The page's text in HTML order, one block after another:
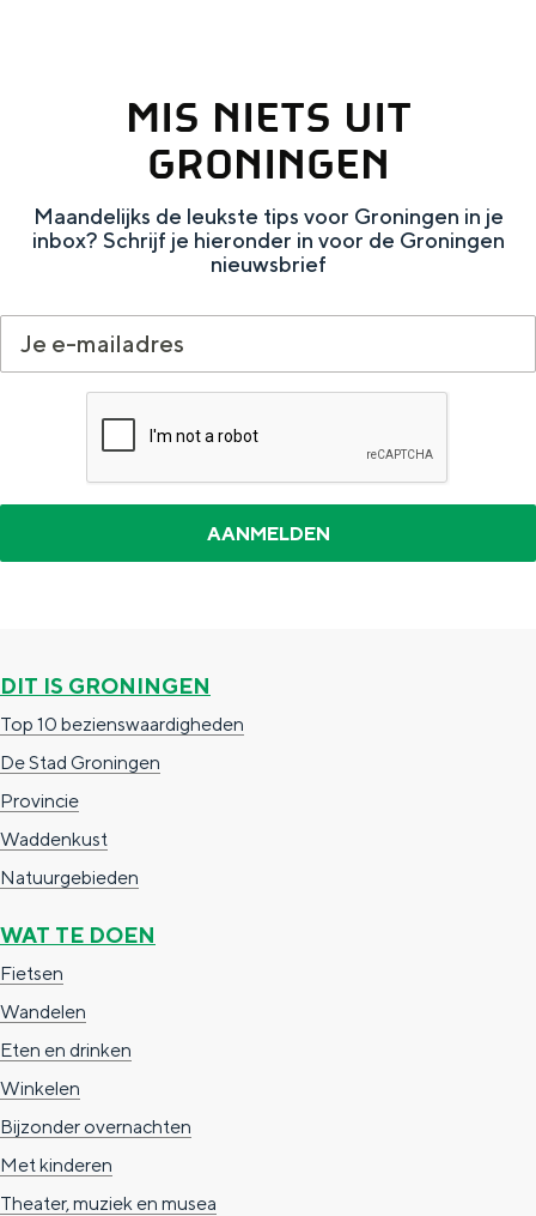
MIS NIETS UIT
GRONINGEN
Maandelijks de leukste tips voor Groningen in je
inbox? Schrijf je hieronder in voor de Groningen
nieuwsbrief
DIT IS GRONINGEN
Top 10 bezienswaardigheden
De Stad Groningen
Provincie
Waddenkust
Natuurgebieden
WAT TE DOEN
Fietsen
Wandelen
Eten en drinken
Winkelen
Bijzonder overnachten
Met kinderen
Theater, muziek en musea